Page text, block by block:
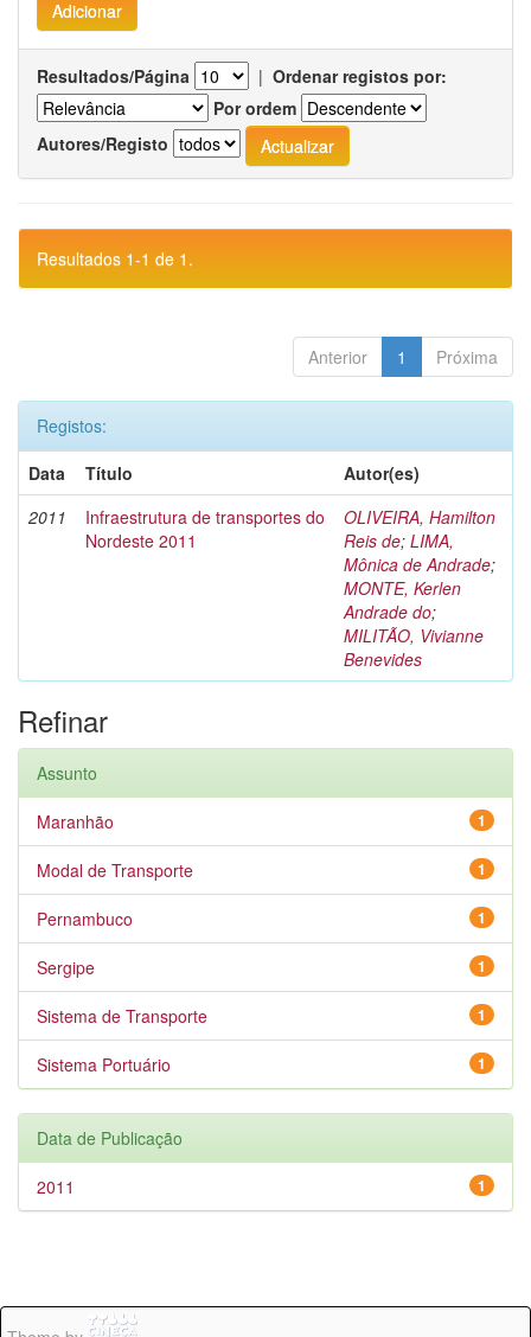
Resultados/Página | Ordenar registos por:
Por ordem
Autores/Registo
Resultados 1-1 de 1.
Anterior 1 Próxima
Registos:
Data
Título
Autor(es)
2011
Infraestrutura de transportes do
Nordeste 2011
OLIVEIRA, Hamilton
Reis de; LIMA,
Mônica de Andrade;
MONTE, Kerlen
Andrade do;
MILITÃO, Vivianne
Benevides
Refinar
Assunto
1
Maranhão
1
Modal de Transporte
1
Pernambuco
1
Sergipe
1
Sistema de Transporte
1
Sistema Portuário
Data de Publicação
1
2011